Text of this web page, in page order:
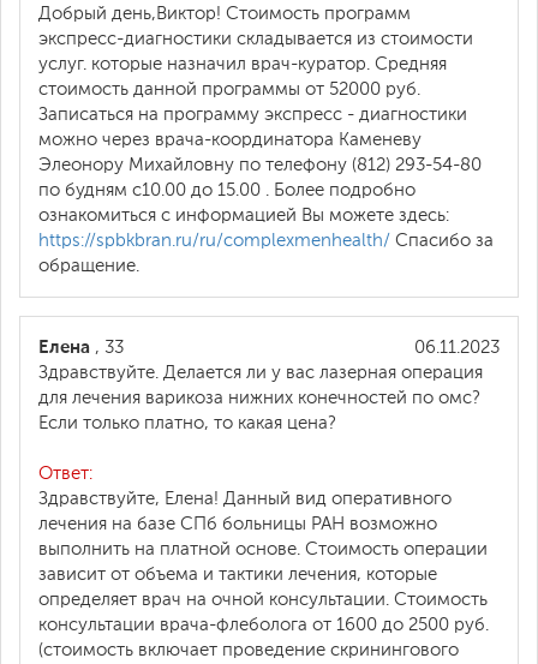
Добрый день,Виктор! Стоимость программ
экспресс-диагностики складывается из стоимости
услуг. которые назначил врач-куратор. Средняя
стоимость данной программы от 52000 руб.
Записаться на программу экспресс - диагностики
можно через врача-координатора Каменеву
Элеонору Михайловну по телефону (812) 293-54-80
по будням с10.00 до 15.00 . Более подробно
ознакомиться с информацией Вы можете здесь:
https://spbkbran.ru/ru/complexmenhealth/ Спасибо за
обращение.
06.11.2023
Елена , 33
Здравствуйте. Делается ли у вас лазерная операция
для лечения варикоза нижних конечностей по омс?
Если только платно, то какая цена?
Ответ:
Здравствуйте, Елена! Данный вид оперативного
лечения на базе СПб больницы РАН возможно
выполнить на платной основе. Стоимость операции
зависит от объема и тактики лечения, которые
определяет врач на очной консультации. Стоимость
консультации врача-флеболога от 1600 до 2500 руб.
(стоимость включает проведение скринингового